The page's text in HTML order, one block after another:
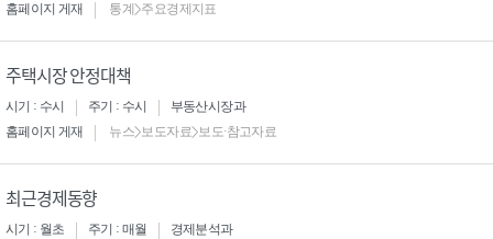
홈페이지 게재
통계>주요경제지표
주택시장 안정대책
시기 : 수시 주기 : 수시
부동산시장과
홈페이지 게재
뉴스>보도자료>보도·참고자료
최근경제동향
시기 : 월초 주기 : 매월
경제분석과